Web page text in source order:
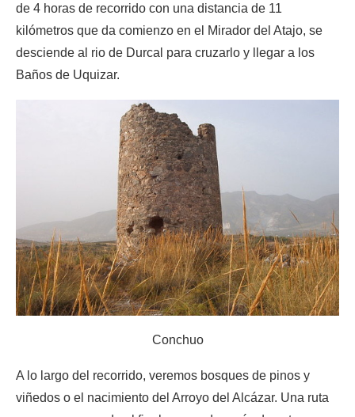
de 4 horas de recorrido con una distancia de 11
kilómetros que da comienzo en el Mirador del Atajo, se
desciende al rio de Durcal para cruzarlo y llegar a los
Baños de Uquizar.
Conchuo
A lo largo del recorrido, veremos bosques de pinos y
viñedos o el nacimiento del Arroyo del Alcázar. Una ruta